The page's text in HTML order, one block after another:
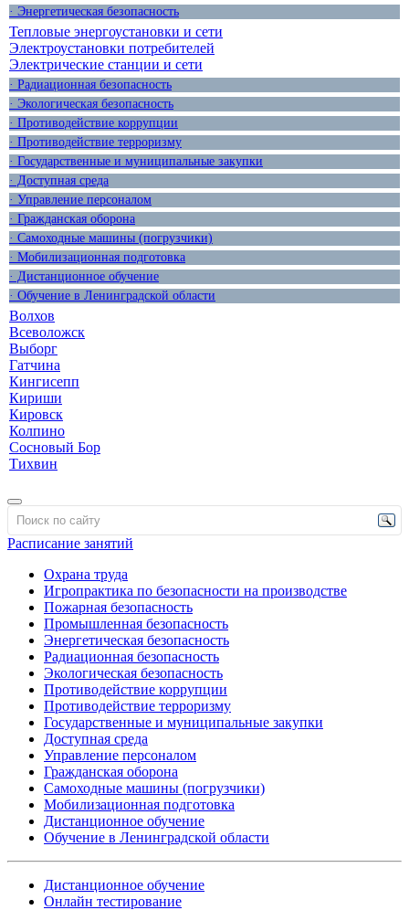
· Энергетическая безопасность
Тепловые энергоустановки и сети
Электроустановки потребителей
Электрические станции и сети
· Радиационная безопасность
· Экологическая безопасность
· Противодействие коррупции
· Противодействие терроризму
· Государственные и муниципальные закупки
· Доступная среда
· Управление персоналом
· Гражданская оборона
· Самоходные машины (погрузчики)
· Мобилизационная подготовка
· Дистанционное обучение
· Обучение в Ленинградской области
Волхов
Всеволожск
Выборг
Гатчина
Кингисепп
Кириши
Кировск
Колпино
Сосновый Бор
Тихвин
Расписание занятий
Охрана труда
Игропрактика по безопасности на производстве
Пожарная безопасность
Промышленная безопасность
Энергетическая безопасность
Радиационная безопасность
Экологическая безопасность
Противодействие коррупции
Противодействие терроризму
Государственные и муниципальные закупки
Доступная среда
Управление персоналом
Гражданская оборона
Самоходные машины (погрузчики)
Мобилизационная подготовка
Дистанционное обучение
Обучение в Ленинградской области
Дистанционное обучение
Онлайн тестирование